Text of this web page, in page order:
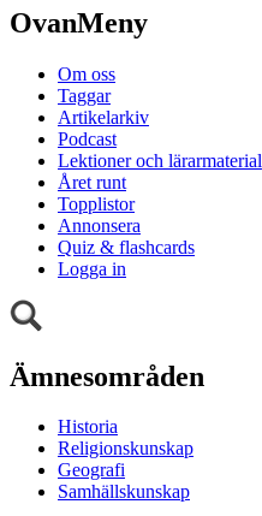
OvanMeny
Om oss
Taggar
Artikelarkiv
Podcast
Lektioner och lärarmaterial
Året runt
Topplistor
Annonsera
Quiz & flashcards
Logga in
Ämnesområden
Historia
Religionskunskap
Geografi
Samhällskunskap